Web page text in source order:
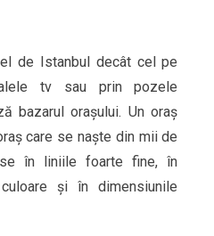
de Istanbul decât cel pe
tv sau prin pozele
bazarul orașului. Un oraș
care se naște din mii de
în liniile foarte fine, în
și în dimensiunile